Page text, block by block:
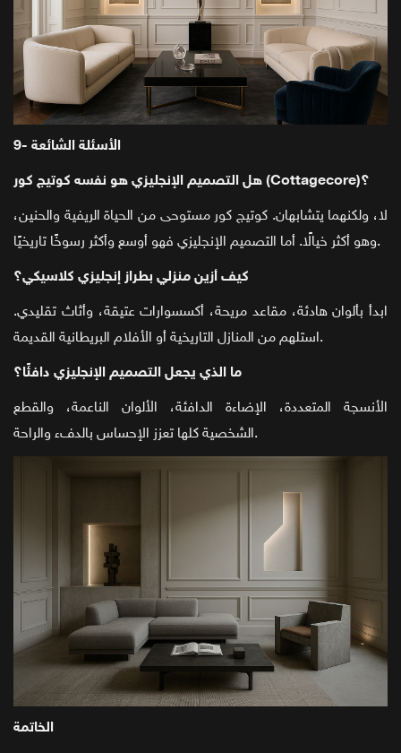
9- الأسئلة الشائعة
هل التصميم الإنجليزي هو نفسه كوتيج كور (Cottagecore)؟
لا، ولكنهما يتشابهان. كوتيج كور مستوحى من الحياة الريفية والحنين،
وهو أكثر خيالًا. أما التصميم الإنجليزي فهو أوسع وأكثر رسوخًا تاريخيًا.
كيف أزين منزلي بطراز إنجليزي كلاسيكي؟
ابدأ بألوان هادئة، مقاعد مريحة، أكسسوارات عتيقة، وأثاث تقليدي.
استلهم من المنازل التاريخية أو الأفلام البريطانية القديمة.
ما الذي يجعل التصميم الإنجليزي دافئًا؟
الأنسجة المتعددة، الإضاءة الدافئة، الألوان الناعمة، والقطع
الشخصية كلها تعزز الإحساس بالدفء والراحة.
الخاتمة